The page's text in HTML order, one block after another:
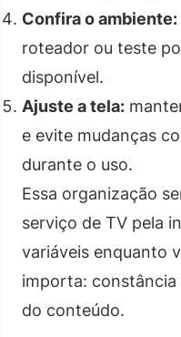
Confira o ambiente:
roteador ou teste
disponível.
Ajuste a tela:
e evite mudanças
durante o uso.
Essa organização
serviço de TV pela
variáveis enquanto
importa: constância
do conteúdo.